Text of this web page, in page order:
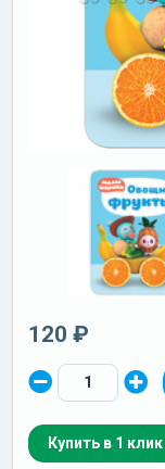
120 ₽
Купить в 1 клик